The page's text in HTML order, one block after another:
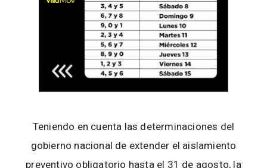
Teniendo en cuenta las determinaciones del
gobierno nacional de extender el aislamiento
preventivo obligatorio hasta el 31 de agosto, la